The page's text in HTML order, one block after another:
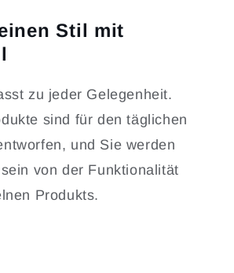
Stil mit
zu jeder Gelegenheit.
sind für den täglichen
und Sie werden
von der Funktionalität
Produkts.